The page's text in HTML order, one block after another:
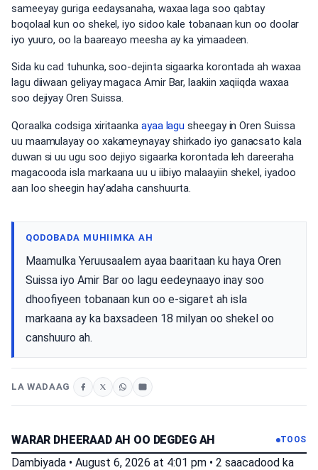
sameeyay guriga eedaysanaha, waxaa laga soo qabtay
boqolaal kun oo shekel, iyo sidoo kale tobanaan kun oo doolar
iyo yuuro, oo la baareayo meesha ay ka yimaadeen.
Sida ku cad tuhunka, soo-dejinta sigaarka korontada ah waxaa
lagu diiwaan geliyay magaca Amir Bar, laakiin xaqiiqda waxaa
soo dejiyay Oren Suissa.
Qoraalka codsiga xiritaanka ayaa lagu sheegay in Oren Suissa
uu maamulayay oo xakameynayay shirkado iyo ganacsato kala
duwan si uu ugu soo dejiyo sigaarka korontada leh dareeraha
magacooda isla markaana uu u iibiyo malaayiin shekel, iyadoo
aan loo sheegin hay’adaha canshuurta.
QODOBADA MUHIIMKA AH
Maamulka Yeruusaalem ayaa baaritaan ku haya Oren
Suissa iyo Amir Bar oo lagu eedeynaayo inay soo
dhoofiyeen tobanaan kun oo e-sigaret ah isla
markaana ay ka baxsadeen 18 milyan oo shekel oo
canshuuro ah.
LA WADAAG
WARAR DHEERAAD AH OO DEGDEG AH TOOS
Dambiyada • August 6, 2026 at 4:01 pm • 2 saacadood ka